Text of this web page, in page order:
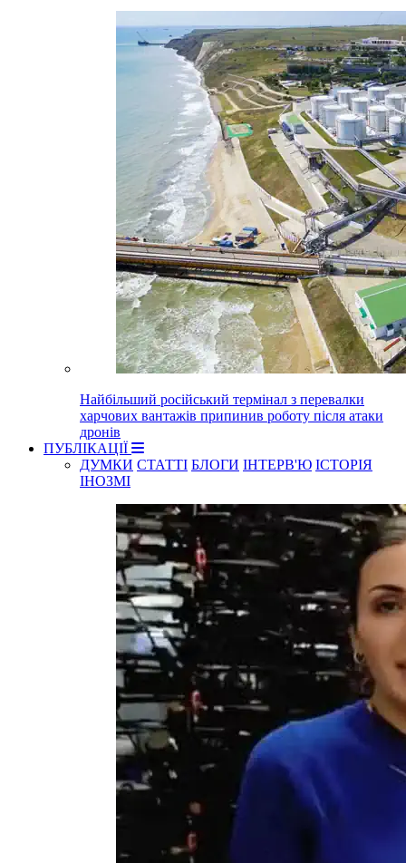
Найбільший російський термінал з перевалки
харчових вантажів припинив роботу після атаки
дронів
ПУБЛІКАЦІЇ
ДУМКИ СТАТТІ БЛОГИ ІНТЕРВ'Ю ІСТОРІЯ
ІНОЗМІ